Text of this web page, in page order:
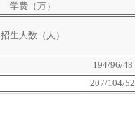
学费（万）
招生人数（人）
194/96/48
207/104/52